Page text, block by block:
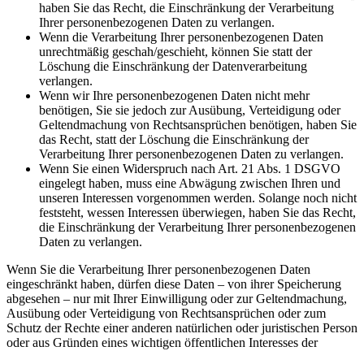
haben Sie das Recht, die Einschränkung der Verarbeitung
Ihrer personenbezogenen Daten zu verlangen.
Wenn die Verarbeitung Ihrer personenbezogenen Daten
unrechtmäßig geschah/geschieht, können Sie statt der
Löschung die Einschränkung der Datenverarbeitung
verlangen.
Wenn wir Ihre personenbezogenen Daten nicht mehr
benötigen, Sie sie jedoch zur Ausübung, Verteidigung oder
Geltendmachung von Rechtsansprüchen benötigen, haben Sie
das Recht, statt der Löschung die Einschränkung der
Verarbeitung Ihrer personenbezogenen Daten zu verlangen.
Wenn Sie einen Widerspruch nach Art. 21 Abs. 1 DSGVO
eingelegt haben, muss eine Abwägung zwischen Ihren und
unseren Interessen vorgenommen werden. Solange noch nicht
feststeht, wessen Interessen überwiegen, haben Sie das Recht,
die Einschränkung der Verarbeitung Ihrer personenbezogenen
Daten zu verlangen.
Wenn Sie die Verarbeitung Ihrer personenbezogenen Daten
eingeschränkt haben, dürfen diese Daten – von ihrer Speicherung
abgesehen – nur mit Ihrer Einwilligung oder zur Geltendmachung,
Ausübung oder Verteidigung von Rechtsansprüchen oder zum
Schutz der Rechte einer anderen natürlichen oder juristischen Person
oder aus Gründen eines wichtigen öffentlichen Interesses der